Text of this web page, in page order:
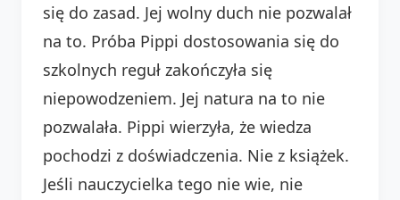
się do zasad. Jej wolny duch nie pozwalał
na to. Próba Pippi dostosowania się do
szkolnych reguł zakończyła się
niepowodzeniem. Jej natura na to nie
pozwalała. Pippi wierzyła, że wiedza
pochodzi z doświadczenia. Nie z książek.
Jeśli nauczycielka tego nie wie, nie